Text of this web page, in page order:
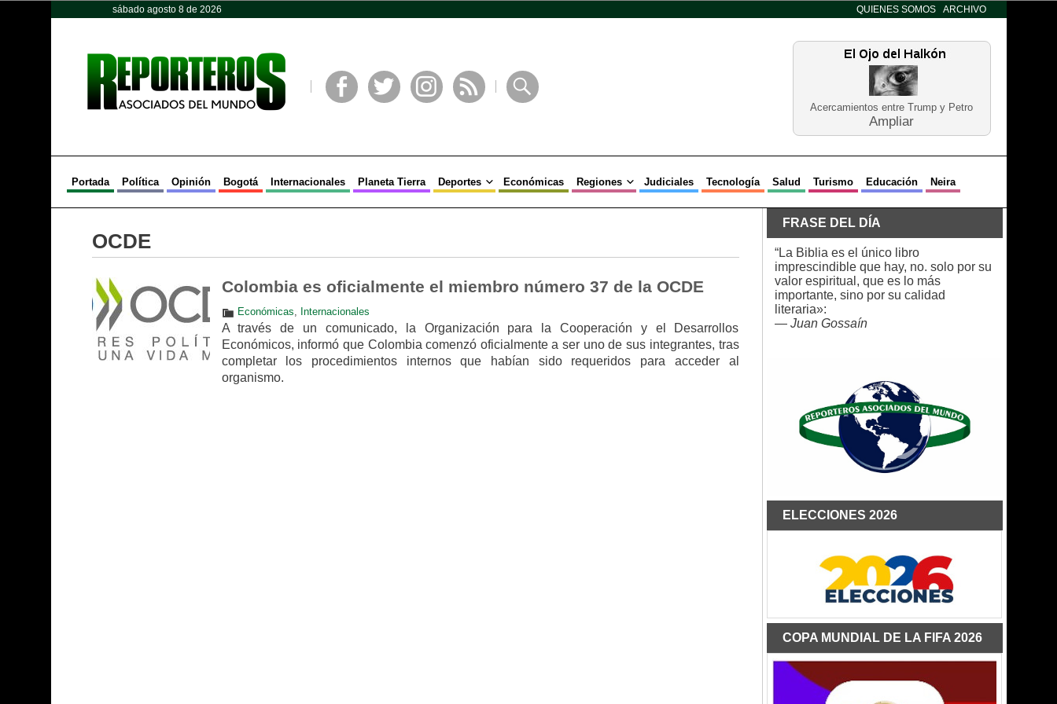
sábado agosto 8 de 2026 QUIENES SOMOS ARCHIVO
Acercamientos entre Trump y Petro
Ampliar
Portada Política Opinión Bogotá Internacionales Planeta Tierra Deportes Económicas Regiones Judiciales Tecnología Salud Turismo Educación Neira
OCDE
Colombia es oficialmente el miembro número 37 de la OCDE
Económicas, Internacionales
A través de un comunicado, la Organización para la Cooperación y el Desarrollos
Económicos, informó que Colombia comenzó oficialmente a ser uno de sus integrantes, tras
completar los procedimientos internos que habían sido requeridos para acceder al
organismo.
FRASE DEL DÍA
“La Biblia es el único libro
imprescindible que hay, no. solo por su
valor espiritual, que es lo más
importante, sino por su calidad
literaria»:
— Juan Gossaín
ELECCIONES 2026
COPA MUNDIAL DE LA FIFA 2026
Opinión Política